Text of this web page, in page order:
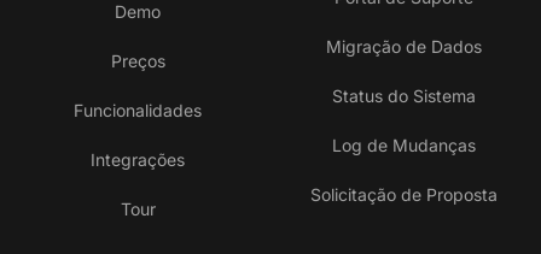
Demo
Preços
Funcionalidades
Integrações
Tour
Migração de Dados
Status do Sistema
Log de Mudanças
Solicitação de Proposta